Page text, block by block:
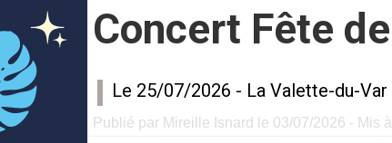
Concert Fête
Le 25/07/2026 - La Valette-du-Var
Publié par Mireille Isnard le 03/07/2026 - Mis